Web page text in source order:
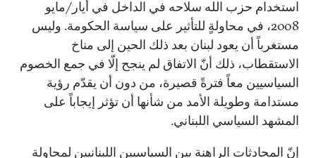
استخدام حزب الله سلاحه في الداخل في أيار/مايو
2008، في محاولةٍ للتأثير على سياسة الحكومة. وليس
مستغرباً أن يعود لبنان بعد ذلك الحين إلى مناخ
الاستقطاب، ذلك أنّ الاتفاق لم ينجح إلّا في جمع الخصوم
السياسيين معاً فترةً قصيرة، من دون أن يقدّم رؤية
مستدامة وطويلة الأمد من شأنها أن تؤثر إيجاباً على
المشهد السياسي اللبناني.
إنّ المحادثات الراهنة بين السياسيين اللبنانيين لمحاولة